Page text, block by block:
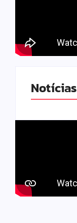
Notícias